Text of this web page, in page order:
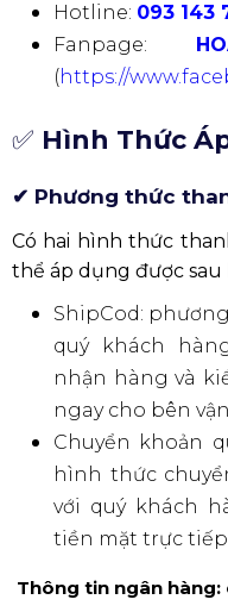
Hotline: 093 143
Fanpage:
(https://
✅ Hình Thức
✔ Phương thức
Có hai hình thức
thể áp dụng được sau
ShipCod:
quý khách
nhận hàng và
ngay cho bên
Chuyển khoản
hình thức
với quý khách
tiền mặt trực tiếp
Thông tin ngân hàng: